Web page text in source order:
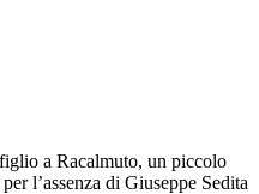
a Racalmuto, un piccolo
l’assenza di Giuseppe Sedita